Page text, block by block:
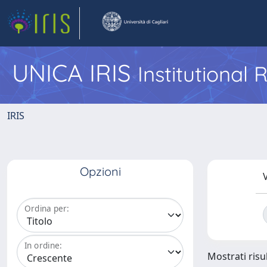
UNICA IRISInstitutional
IRIS
Opzioni
Ordina per:
In ordine:
Mostrati